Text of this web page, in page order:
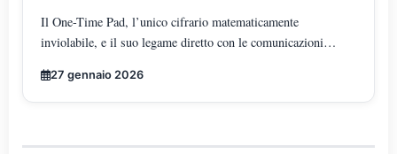
Il One-Time Pad, l’unico cifrario matematicamente
inviolabile, e il suo legame diretto con le comunicazioni
radio.
27 gennaio 2026